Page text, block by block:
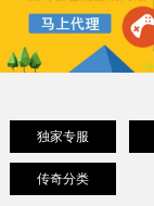
独家专服
传奇分类